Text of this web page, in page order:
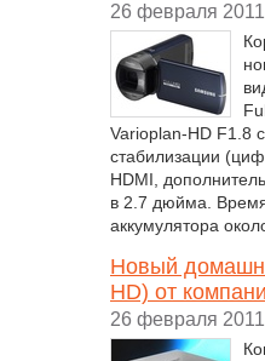
26 февраля 2011
Varioplan-HD F1.8
стабилизации
HDMI,
в 2.7 дюйма.
аккумулятора
Новый
HD) от
26 февраля 2011